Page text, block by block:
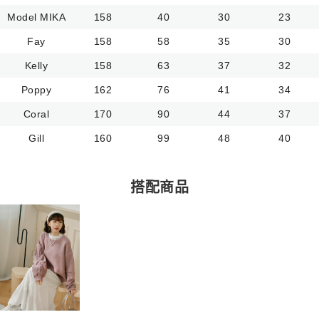
Model MIKA 158 40 30 23
Fay 158 58 35 30
Kelly 158 63 37 32
Poppy 162 76 41 34
Coral 170 90 44 37
Gill 160 99 48 40
搭配商品